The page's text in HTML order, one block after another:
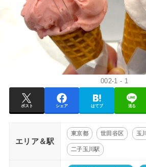
002-1 - 1
ポスト シェア はてブ 送る
エリア＆駅
東京都 世田谷区 玉川
二子玉川駅